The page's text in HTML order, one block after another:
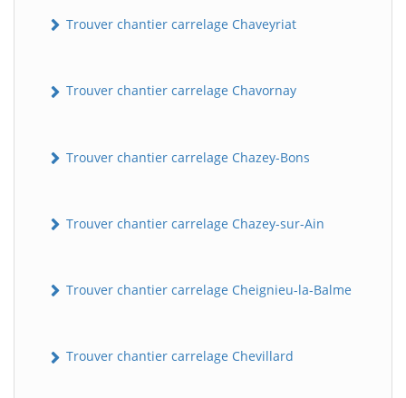
Trouver chantier carrelage Chaveyriat
Trouver chantier carrelage Chavornay
Trouver chantier carrelage Chazey-Bons
Trouver chantier carrelage Chazey-sur-Ain
Trouver chantier carrelage Cheignieu-la-Balme
Trouver chantier carrelage Chevillard